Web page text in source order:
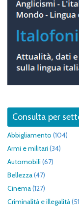
Consulta per
Abbigliamento (104)
Armi e militari (34)
Automobili (67)
Bellezza(47)
Cinema(127)
Criminalità e illegalità